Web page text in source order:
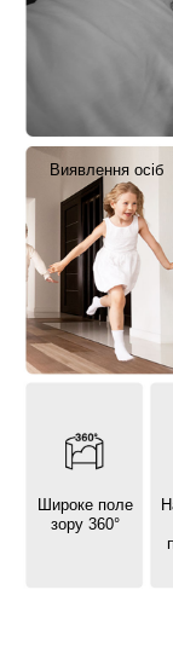
Виявлення осіб
Широке поле
зору 360°